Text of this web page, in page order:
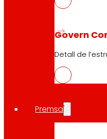
Govern
Detall de
Premsa